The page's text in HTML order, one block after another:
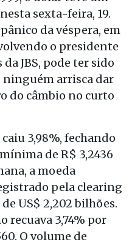
sexta-feira, 19.
da véspera, em
o presidente
JBS, pode ter sido
ninguém arrisca dar
do câmbio no curto
3,98%, fechando
de R$ 3,2436
a moeda
pela clearing
US$ 2,202 bilhões.
recuava 3,74% por
O volume de